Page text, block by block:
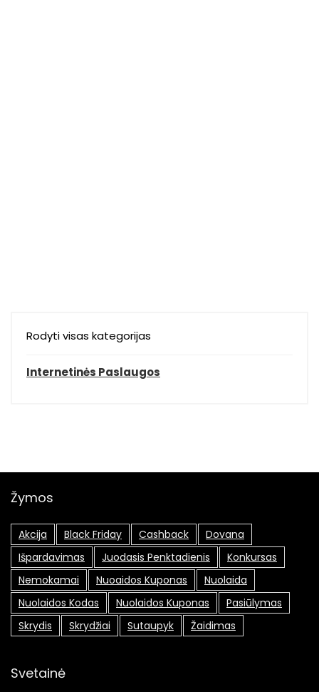
Rodyti visas kategorijas
Internetinės Paslaugos
Žymos
Akcija Black Friday Cashback
Dovana
Išpardavimas
Juodasis Penktadienis
Konkursas
Nemokamai
Nuoaidos Kuponas
Nuolaida
Nuolaidos Kodas
Nuolaidos Kuponas
Pasiūlymas
Skrydis
Skrydžiai Sutaupyk Žaidimas
Svetainė